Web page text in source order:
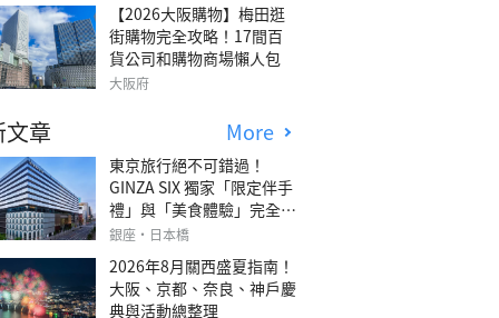
澤森四季VILLA」
【2026大阪購物】梅田逛
街購物完全攻略！17間百
貨公司和購物商場懶人包
大阪府
章 More
東京旅行絕不可錯過！
GINZA SIX 獨家「限定伴手
禮」與「美食體驗」完全指
南
銀座・日本橋
2026年8月關西盛夏指南！
大阪、京都、奈良、神戶慶
典與活動總整理